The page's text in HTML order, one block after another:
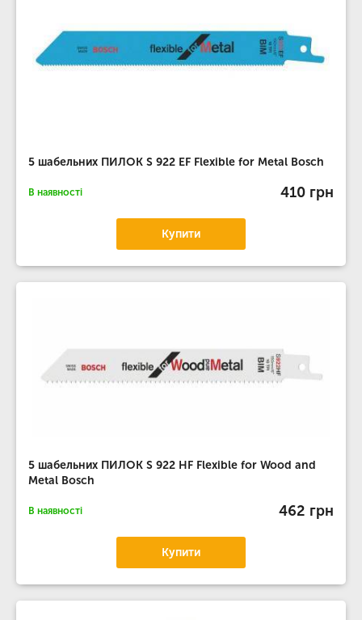
5 шабельних ПИЛОК S 922 EF Flexible for Metal Bosch
В наявності 410 грн
Купити
5 шабельних ПИЛОК S 922 HF Flexible for Wood and
Metal Bosch
В наявності 462 грн
Купити